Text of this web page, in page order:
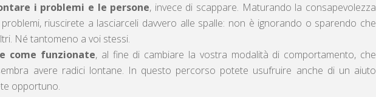
i problemi e le persone, invece di scappare. Maturando la consapevolezza
riuscirete a lasciarceli davvero alle spalle: non è ignorando o sparendo che
Né tantomeno a voi stessi.
come funzionate, al fine di cambiare la vostra modalità di comportamento, che
avere radici lontane. In questo percorso potete usufruire anche di un aiuto
opportuno.